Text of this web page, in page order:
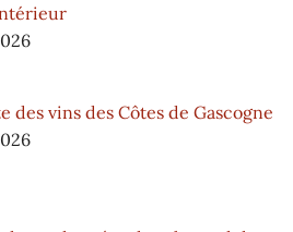
des vins des Côtes de Gascogne